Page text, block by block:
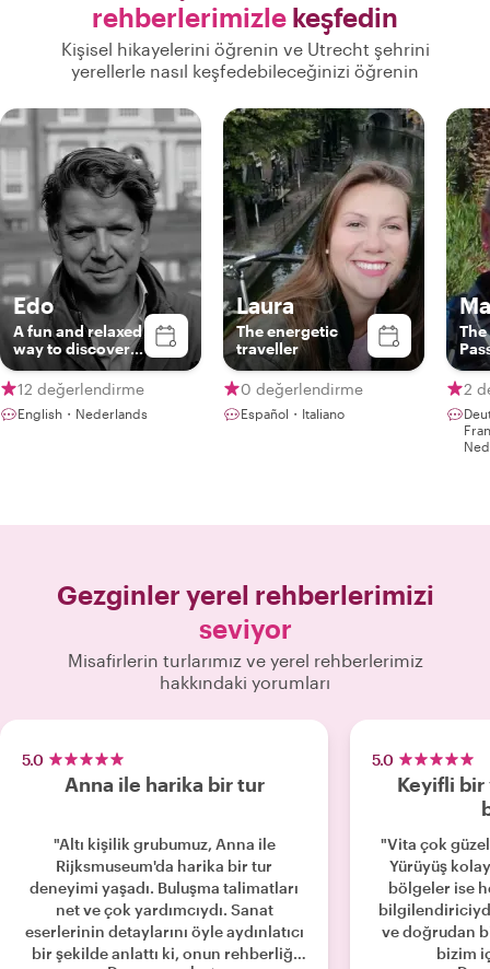
rehberlerimizle keşfedin
Kişisel hikayelerini öğrenin ve Utrecht şehrini
yerellerle nasıl keşfedebileceğinizi öğrenin
Edo
A fun and relaxed
way to discover
the beauty and
charm of Utrecht
12 değerlendirme
English・Nederlands
Laura
The energetic
traveller
0 değerlendirme
Español・Italiano
2
Gezginler yerel rehberlerimizi
seviyor
Misafirlerin turlarımız ve yerel rehberlerimiz
hakkındaki yorumları
5.0
Anna ile harika bir tur
"Altı kişilik grubumuz, Anna ile
Rijksmuseum'da harika bir tur
deneyimi yaşadı. Buluşma talimatları
net ve çok yardımcıydı. Sanat
eserlerinin detaylarını öyle aydınlatıcı
bir şekilde anlattı ki, onun rehberliği
5.0
Keyifli bir
"Vita çok
Yürüyüş
bölgeler ise
ve doğrudan
bizim